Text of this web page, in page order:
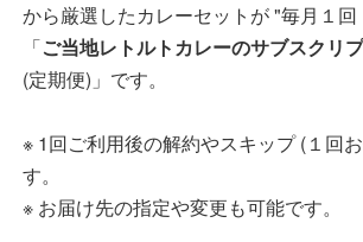
から厳選したカレーセットが "毎月１回
「ご当地レトルトカレーのサブスクリ
(定期便)」です。
※ 1回ご利用後の解約やスキップ (１回
す。
※ お届け先の指定や変更も可能です。